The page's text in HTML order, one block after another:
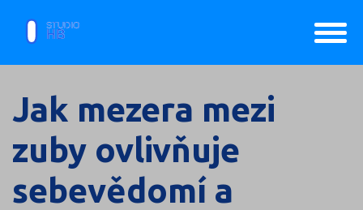
Jak mezera mezi
zuby ovlivňuje
sebevědomí a